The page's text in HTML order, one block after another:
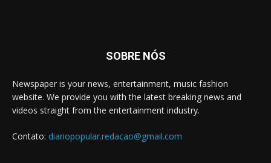
SOBRE NÓS
Newspaper is your news, entertainment, music fashion
website. We provide you with the latest breaking news and
videos straight from the entertainment industry.
Contato: diariopopular.redacao@gmail.com